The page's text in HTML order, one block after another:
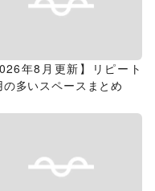
年8月更新】リピート
の多いスペースまとめ